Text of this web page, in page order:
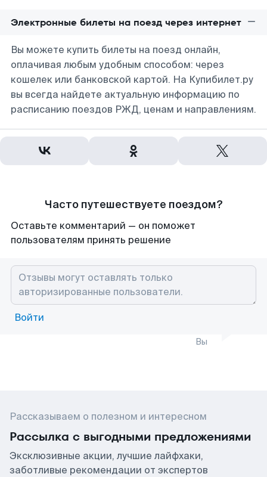
Электронные билеты на поезд через интернет
Вы можете купить билеты на поезд онлайн,
оплачивая любым удобным способом: через
кошелек или банковской картой. На Купибилет.ру
вы всегда найдете актуальную информацию по
расписанию поездов РЖД, ценам и направлениям.
Часто путешествуете поездом?
Оставьте комментарий — он поможет
пользователям принять решение
Войти
Вы
Рассказываем о полезном и интересном
Рассылка с выгодными предложениями
Эксклюзивные акции, лучшие лайфхаки,
заботливые рекомендации от экспертов